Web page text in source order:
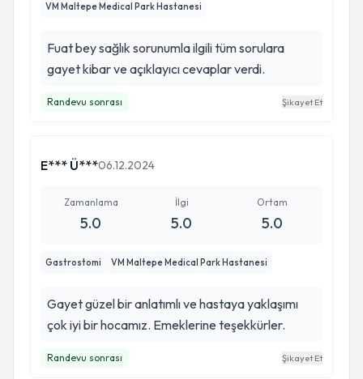
VM Maltepe Medical Park Hastanesi
Fuat bey sağlık sorunumla ilgili tüm sorulara
gayet kibar ve açıklayıcı cevaplar verdi.
Randevu sonrası Şikayet Et
E*** Ü***06.12.2024
Zamanlama
5.0
İlgi
5.0
Ortam
5.0
Gastrostomi VM Maltepe Medical Park Hastanesi
Gayet güzel bir anlatımlı ve hastaya yaklaşımı
çok iyi bir hocamız. Emeklerine teşekkürler.
Randevu sonrası Şikayet Et